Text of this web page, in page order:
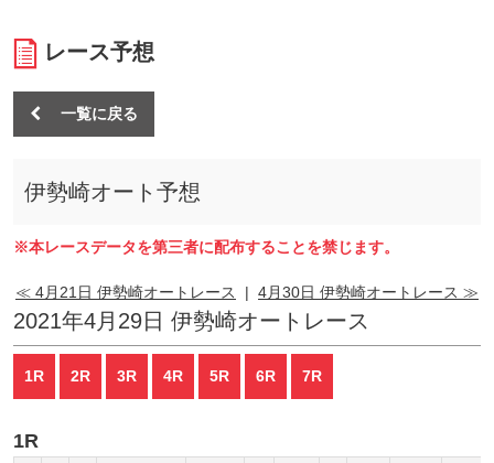
レース予想
一覧に戻る
伊勢崎オート予想
※本レースデータを第三者に配布することを禁じます。
≪ 4月21日 伊勢崎オートレース | 4月30日 伊勢崎オートレース ≫
2021年4月29日 伊勢崎オートレース
1R 2R 3R 4R 5R 6R 7R
1R